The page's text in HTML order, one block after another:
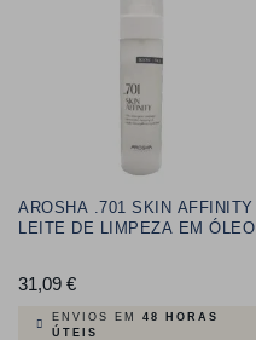
AROSHA .701 SKIN AFFINITY
LEITE DE LIMPEZA EM ÓLEO
31,09 €Preço
ENVIOS EM 48 HORAS
ÚTEIS